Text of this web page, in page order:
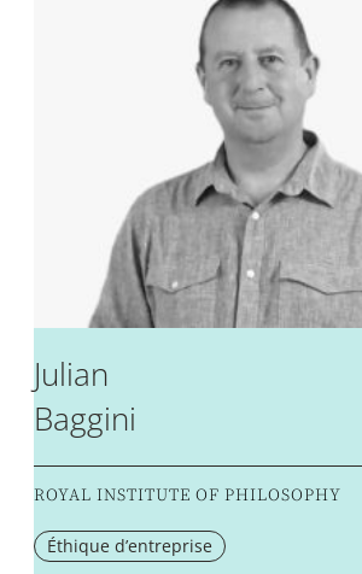
Julian
Baggini
ROYAL INSTITUTE OF PHILOSOPHY
Éthique d’entreprise